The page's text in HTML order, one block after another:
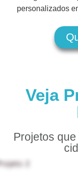
personalizados
Veja
Projetos